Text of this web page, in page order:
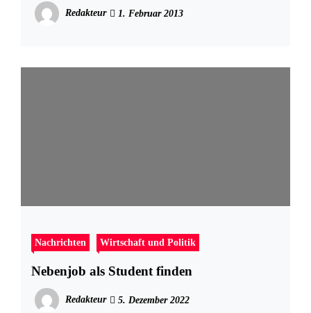
Redakteur 1. Februar 2013
Nachrichten Wirtschaft und Politik
Nebenjob als Student finden
Redakteur 5. Dezember 2022